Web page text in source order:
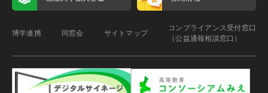
博学連携 同窓会 サイトマップ
コンプライアンス受付窓口
（公益通報相談窓口）